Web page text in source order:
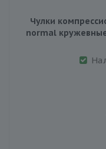
Чулки
normal